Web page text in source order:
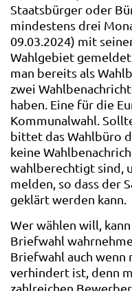
Staatsbürger oder
mindestens drei
09.03.2024) mit
Wahlgebiet
man bereits als
zwei
haben. Eine für die
Kommunalwahl.
bittet das Wahlbüro
keine
wahlberechtigt sind,
melden, so dass der
geklärt werden kann.
Wer wählen will,
Briefwahl
Briefwahl auch
verhindert ist, denn
zahlreichen